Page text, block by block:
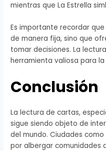
mientras que La Estrella
Es importante recordar
de manera fija, sino que
tomar decisiones. La
herramienta valiosa para
Conclusión
La lectura de cartas,
sigue siendo objeto de
del mundo. Ciudades
por albergar comunidades